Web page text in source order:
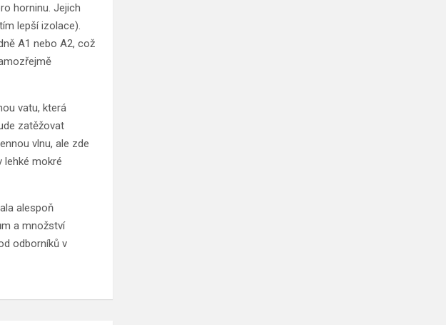
horninu. Jejich
lepší izolace).
A1 nebo A2, což
vatu, která
zatěžovat
vlnu, ale zde
lehké mokré
alespoň
a množství
odborníků v